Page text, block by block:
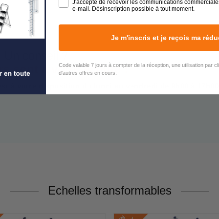
conseil ?
sont à votre écoute !
à votre disposition du lundi au vendredi de 9h00 à 17h00
Echelles transformables
J'accepte de recevoir les communications
e-mail. Désinscription possible à tout moment.
Je m'inscris et je reçois ma
Code valable 7 jours à compter de la réception, une utilisation par
d'autres offres en cours.